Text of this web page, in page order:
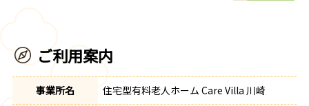
ご利用案内
事業所名
住宅型有料老人ホーム Care Villa 川崎